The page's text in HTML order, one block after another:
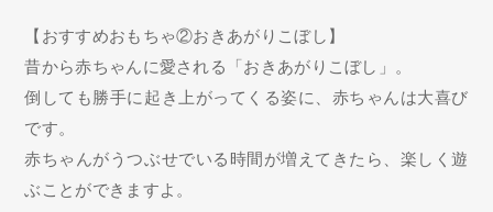
【おすすめおもちゃ②おきあがりこぼし】
昔から赤ちゃんに愛される「おきあがりこぼし」。
倒しても勝手に起き上がってくる姿に、赤ちゃんは大喜び
です。
赤ちゃんがうつぶせでいる時間が増えてきたら、楽しく遊
ぶことができますよ。